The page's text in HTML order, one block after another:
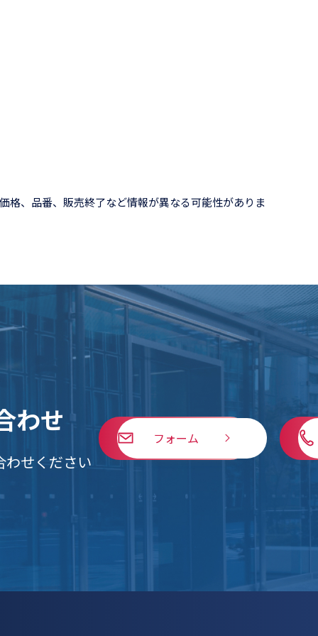
、品番、販売終了など情報が異なる可能性がありま
わせ
わせください
フォーム